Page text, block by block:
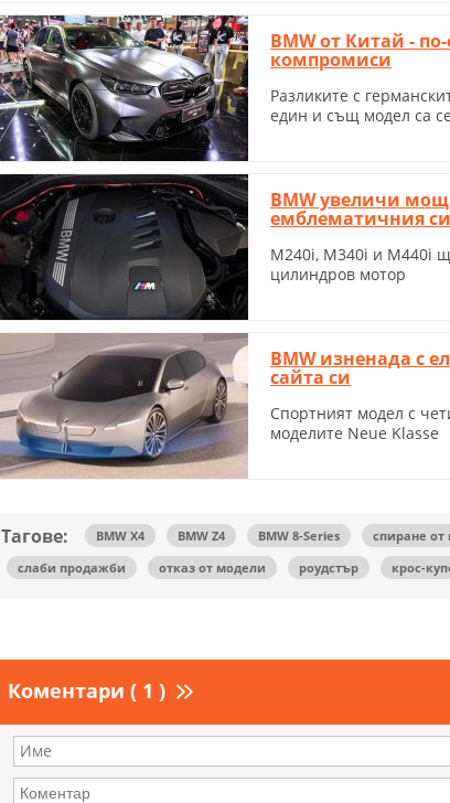
BMW от Китай -
компромиси
Разликите с
един и същ модел са
BMW увеличи
емблематичния
M240i, M340i и M440i
цилиндров мотор
BMW изненада с
сайта си
Спортният модел с
моделите Neue Klasse
Тагове: BMW X4 BMW Z4 BMW 8-Series
спиране от
слаби продажби
отказ от модели роудстър крос-
Коментари ( 1 )